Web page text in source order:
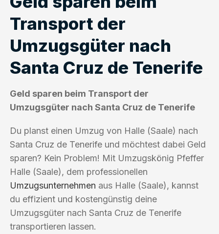
Transport der
Umzugsgüter nach
Santa Cruz de Tenerife
Geld sparen beim Transport der
Umzugsgüter nach Santa Cruz de Tenerife
Du planst einen Umzug von Halle (Saale) nach
Santa Cruz de Tenerife und möchtest dabei Geld
sparen? Kein Problem! Mit Umzugskönig Pfeffer
Halle (Saale), dem professionellen
Umzugsunternehmen aus Halle (Saale), kannst
du effizient und kostengünstig deine
Umzugsgüter nach Santa Cruz de Tenerife
transportieren lassen.